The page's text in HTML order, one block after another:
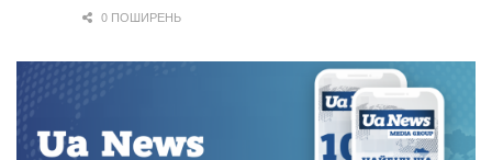
0 ПОШИРЕНЬ